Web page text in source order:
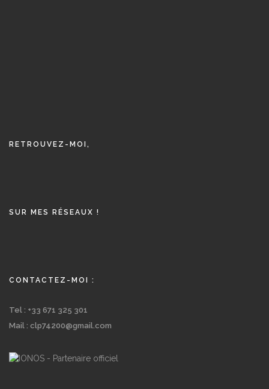
RETROUVEZ-MOI,
SUR MES RÉSEAUX !
CONTACTEZ-MOI :
Tel : +33 671 325 301
Mail : clp74200@gmail.com